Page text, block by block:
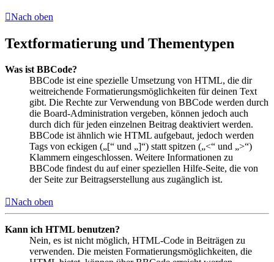
Nach oben
Textformatierung und Thementypen
Was ist BBCode?
BBCode ist eine spezielle Umsetzung von HTML, die dir
weitreichende Formatierungsmöglichkeiten für deinen Text
gibt. Die Rechte zur Verwendung von BBCode werden durch
die Board-Administration vergeben, können jedoch auch
durch dich für jeden einzelnen Beitrag deaktiviert werden.
BBCode ist ähnlich wie HTML aufgebaut, jedoch werden
Tags von eckigen („[“ und „]“) statt spitzen („<“ und „>“)
Klammern eingeschlossen. Weitere Informationen zu
BBCode findest du auf einer speziellen Hilfe-Seite, die von
der Seite zur Beitragserstellung aus zugänglich ist.
Nach oben
Kann ich HTML benutzen?
Nein, es ist nicht möglich, HTML-Code in Beiträgen zu
verwenden. Die meisten Formatierungsmöglichkeiten, die